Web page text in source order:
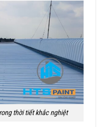
thời tiết khắc nghiệt